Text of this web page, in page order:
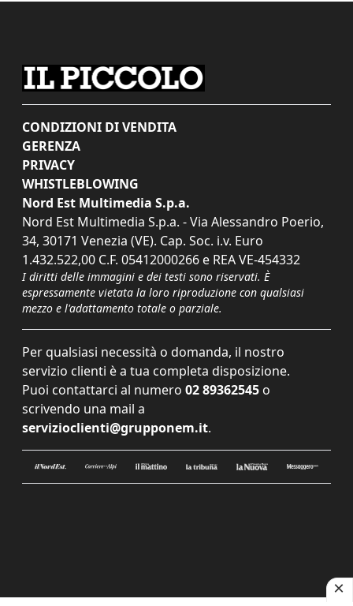
CONDIZIONI DI VENDITA
GERENZA
PRIVACY
WHISTLEBLOWING
Nord Est Multimedia S.p.a.
Nord Est Multimedia S.p.a. - Via Alessandro Poerio,
34, 30171 Venezia (VE). Cap. Soc. i.v. Euro
1.432.522,00 C.F. 05412000266 e REA VE-454332
I diritti delle immagini e dei testi sono riservati. È
espressamente vietata la loro riproduzione con qualsiasi
mezzo e l'adattamento totale o parziale.
Per qualsiasi necessità o domanda, il nostro
servizio clienti è a tua completa disposizione.
Puoi contattarci al numero 02 89362545 o
scrivendo una mail a
servizioclienti@grupponem.it.